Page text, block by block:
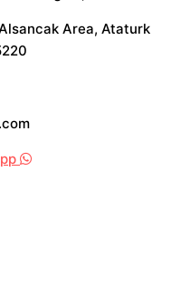
Area, Ataturk